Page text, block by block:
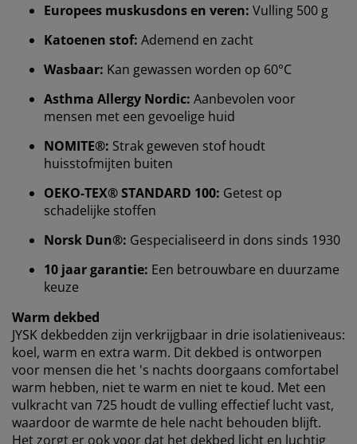
Europees muskusdons en veren: Vulling 500 g
Katoenen stof: Ademend en zacht
Wasbaar: Kan gewassen worden op 60°C
Asthma Allergy Nordic: Aanbevolen voor
mensen met een gevoelige huid
NOMITE®: Strak geweven stof houdt
huisstofmijten buiten
OEKO-TEX® STANDARD 100: Getest op
schadelijke stoffen
Norsk Dun®: Gespecialiseerd in dons sinds 1930
10 jaar garantie: Een betrouwbare en duurzame
keuze
Warm dekbed
JYSK dekbedden zijn verkrijgbaar in drie isolatieniveaus:
koel, warm en extra warm. Dit dekbed is ontworpen
voor mensen die het 's nachts doorgaans comfortabel
warm hebben, niet te warm en niet te koud. Met een
vulkracht van 725 houdt de vulling effectief lucht vast,
waardoor de warmte de hele nacht behouden blijft.
Het zorgt er ook voor dat het dekbed licht en luchtig
om een goede ervaring te garanderen bij het bezoeken
van onze website. Cookies verzamelen informatie over
marketing.
Als we marketingcookies accepteren, delen we je
surfgegevens met marketingpartners (zoals Google,
Meta en TikTok) voor op maat gemaakte en statische
advertenties. Je kunt meer lezen over de doeleinden bij
“Wijzigen” en ervoor kiezen om je toestemming in te
trekken door op het cookie-pictogram te klikken. Door
op “Alles accepteren” te klikken, geef je toestemming
voor alle drie de doeleinden. Lees meer over onze
verzameling en verwerking van persoonsgegevensen
onscookiebeleid.